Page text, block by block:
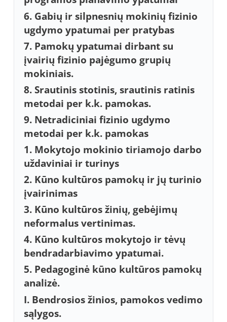
6. Gabių ir silpnesnių mokinių fizinio
ugdymo ypatumai per pratybas
7. Pamokų ypatumai dirbant su
įvairių fizinio pajėgumo grupių
mokiniais.
8. Srautinis stotinis, srautinis ratinis
metodai per k.k. pamokas.
9. Netradiciniai fizinio ugdymo
metodai per k.k. pamokas
1. Mokytojo mokinio tiriamojo darbo
uždaviniai ir turinys
2. Kūno kultūros pamokų ir jų turinio
įvairinimas
3. Kūno kultūros žinių, gebėjimų
neformalus vertinimas.
4. Kūno kultūros mokytojo ir tėvų
bendradarbiavimo ypatumai.
5. Pedagoginė kūno kultūros pamokų
analizė.
I. Bendrosios žinios, pamokos vedimo
sąlygos.